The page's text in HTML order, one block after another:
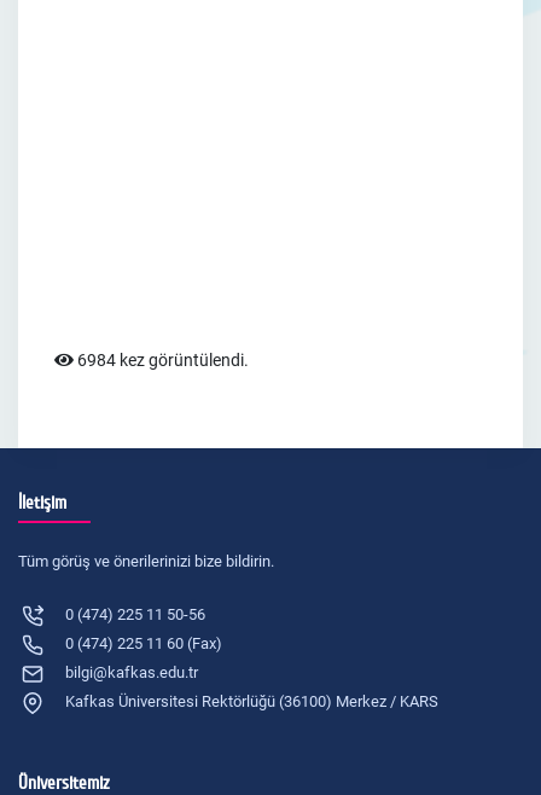
6984 kez görüntülendi.
İletişim
Tüm görüş ve önerilerinizi bize bildirin.
0 (474) 225 11 50-56
0 (474) 225 11 60 (Fax)
bilgi@kafkas.edu.tr
Kafkas Üniversitesi Rektörlüğü (36100) Merkez / KARS
Üniversitemiz